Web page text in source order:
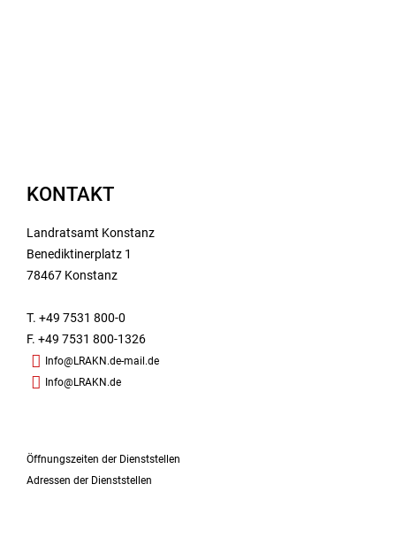
KONTAKT
Landratsamt Konstanz
Benediktinerplatz 1
78467 Konstanz
T. +49 7531 800-0
F. +49 7531 800-1326
Info@LRAKN.de-mail.de
Info@LRAKN.de
Öffnungszeiten der Dienststellen
Adressen der Dienststellen